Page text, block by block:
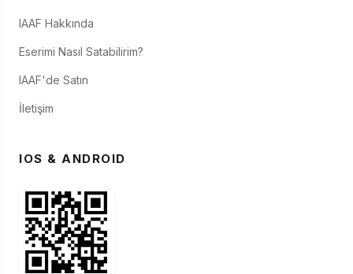
IAAF Hakkında
Eserimi Nasıl Satabilirim?
IAAF'de Satın
İletişim
IOS & ANDROID